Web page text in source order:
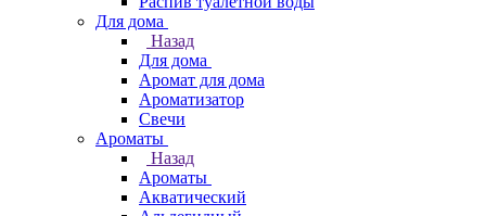
Для дома
Назад
Для дома
Аромат для дома
Ароматизатор
Свечи
Ароматы
Назад
Ароматы
Акватический